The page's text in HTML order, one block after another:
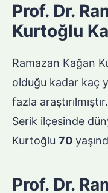
Prof. Dr.
Kurtoğlu
Ramazan Kağan
olduğu kadar kaç
fazla
Serik ilçesinde
Kurtoğlu 70
Prof. Dr.